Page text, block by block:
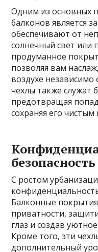
Одним из основных
балконов является
обеспечивают от
солнечный свет
продуманное
позволяя вам
воздухе
чехлы также служат
предотвращая
сохраняя его
безопасность
С ростом
Балконные
приватности,
глаз и создав
Кроме того, эти
дополнительный